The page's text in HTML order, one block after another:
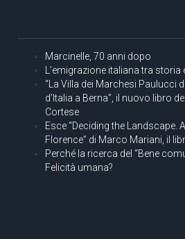
Marcinelle, 70 anni dopo
L’emigrazione italiana tra storia
“La Villa dei Marchesi Paulucci
d’Italia a Berna”, il nuovo libro
Cortese
Esce “Deciding the Landscape.
Florence” di Marco Mariani, il
Perché la ricerca del “Bene
Felicità umana?